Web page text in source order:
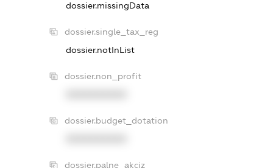
dossier.missingData
dossier.single_tax_reg
dossier.notInList
dossier.non_profit
dossier.budget_dotation
dossier.palne_akciz